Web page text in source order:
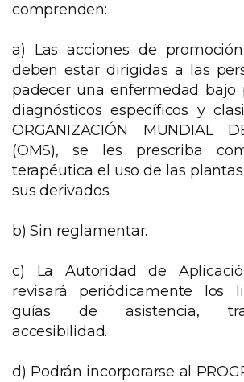
comprenden:
a) Las acciones de
deben estar dirigidas a las
padecer una enfermedad bajo
diagnósticos específicos y
ORGANIZACIÓN MUNDIAL
(OMS), se les prescriba
terapéutica el uso de las
sus derivados
b) Sin reglamentar.
c) La Autoridad de
revisará periódicamente los
guías de asistencia,
accesibilidad.
d) Podrán incorporarse al